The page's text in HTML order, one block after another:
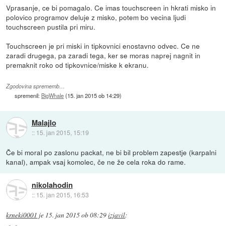
Vprasanje, ce bi pomagalo. Ce imas touchscreen in hkrati misko in
polovico programov deluje z misko, potem bo vecina ljudi
touchscreen pustila pri miru.
Touchscreen je pri miski in tipkovnici enostavno odvec. Ce ne
zaradi drugega, pa zaradi tega, ker se moras naprej nagnit in
premaknit roko od tipkovnice/miske k ekranu.
Zgodovina sprememb…
spremenil: BigWhale(15. jan 2015 ob 14:29)
Malajlo
:: 15. jan 2015, 15:19
Če bi moral po zaslonu packat, ne bi bil problem zapestje (karpalni
kanal), ampak vsaj komolec, če ne že cela roka do rame.
nikolahodin
:: 15. jan 2015, 16:53
krneki0001 je 15. jan 2015 ob 08:29izjavil: